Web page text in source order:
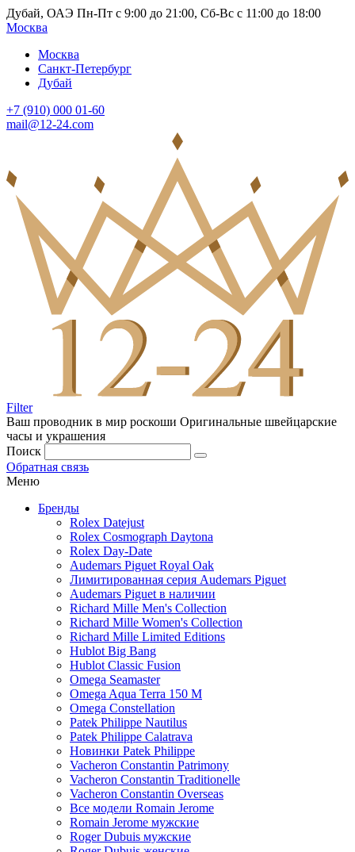
Дубай, ОАЭ Пн-Пт с 9:00 до 21:00, Сб-Вс с 11:00 до 18:00
Москва
Москва
Санкт-Петербург
Дубай
+7 (910) 000 01-60
mail@12-24.com
Filter
Ваш проводник в мир роскоши Оригинальные швейцарские
часы и украшения
Поиск
Обратная связь
Меню
Бренды
Rolex Datejust
Rolex Cosmograph Daytona
Rolex Day-Date
Audemars Piguet Royal Oak
Лимитированная серия Audemars Piguet
Audemars Piguet в наличии
Richard Mille Men's Collection
Richard Mille Women's Collection
Richard Mille Limited Editions
Hublot Big Bang
Hublot Classic Fusion
Omega Seamaster
Omega Aqua Terra 150 M
Omega Constellation
Patek Philippe Nautilus
Patek Philippe Calatrava
Новинки Patek Philippe
Vacheron Constantin Patrimony
Vacheron Constantin Traditionelle
Vacheron Constantin Overseas
Все модели Romain Jerome
Romain Jerome мужские
Roger Dubuis мужские